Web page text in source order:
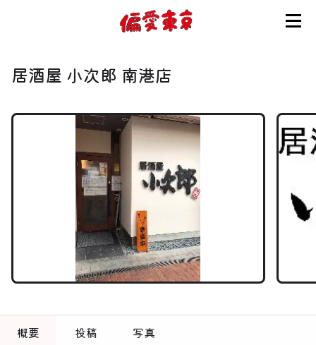
使い方
ログイン
会員登録
お知らせ
トップ
居酒屋 小次郎 南港店
概要 投稿 写真